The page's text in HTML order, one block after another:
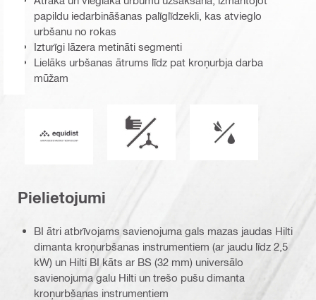
papildu iedarbināšanas palīglīdzekli, kas atvieglo
urbšanu no rokas
Izturīgi lāzera metināti segmenti
Lielāks urbšanas ātrums līdz pat kroņurbja darba
mūžam
Equidist_Icon_PDP (2940829)
Darba režīms
Pielietojumi
BI ātri atbrīvojams savienojuma gals mazas jaudas Hilti
dimanta kroņurbšanas instrumentiem (ar jaudu līdz 2,5
kW) un Hilti BI kāts ar BS (32 mm) universālo
savienojuma galu Hilti un trešo pušu dimanta
kroņurbšanas instrumentiem